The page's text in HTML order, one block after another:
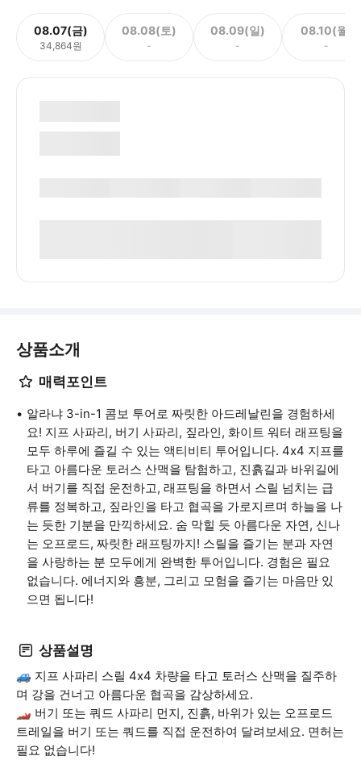
08.07(금)
34,864원
08.08(토)
-
08.09(일)
-
08.10(월)
-
상품소개
매력포인트
알라냐 3-in-1 콤보 투어로 짜릿한 아드레날린을 경험하세
요! 지프 사파리, 버기 사파리, 짚라인, 화이트 워터 래프팅을
모두 하루에 즐길 수 있는 액티비티 투어입니다. 4x4 지프를
타고 아름다운 토러스 산맥을 탐험하고, 진흙길과 바위길에
서 버기를 직접 운전하고, 래프팅을 하면서 스릴 넘치는 급
류를 정복하고, 짚라인을 타고 협곡을 가로지르며 하늘을 나
는 듯한 기분을 만끽하세요. 숨 막힐 듯 아름다운 자연, 신나
는 오프로드, 짜릿한 래프팅까지! 스릴을 즐기는 분과 자연
을 사랑하는 분 모두에게 완벽한 투어입니다. 경험은 필요
없습니다. 에너지와 흥분, 그리고 모험을 즐기는 마음만 있
으면 됩니다!
상품설명
🚙 지프 사파리 스릴 4x4 차량을 타고 토러스 산맥을 질주하
며 강을 건너고 아름다운 협곡을 감상하세요.
🏎️ 버기 또는 쿼드 사파리 먼지, 진흙, 바위가 있는 오프로드
트레일을 버기 또는 쿼드를 직접 운전하여 달려보세요. 면허는
필요 없습니다!